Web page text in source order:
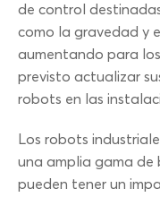
de control
como la gravedad y
aumentando para
previsto actualizar
robots en las
Los robots
una amplia gama de
pueden tener un